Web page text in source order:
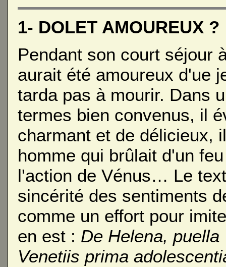
1- DOLET AMOUREUX ?
Pendant son court séjour
aurait été amoureux d'ue
tarda pas à mourir. Dans
termes bien convenus, il
charmant et de délicieux,
homme qui brûlait d'un
l'action de Vénus… Le
sincérité des sentiments
comme un effort pour
en est : De Helena,
Venetiis prima